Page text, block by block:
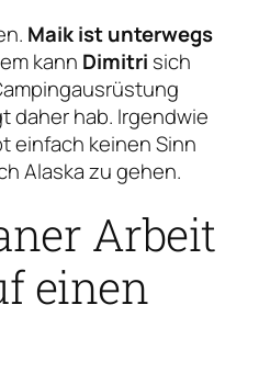
Maik ist unterwegs
kann Dimitri sich
daher hab. Irgendwie
einfach keinen Sinn
Alaska zu gehen.
Arbeit
einen